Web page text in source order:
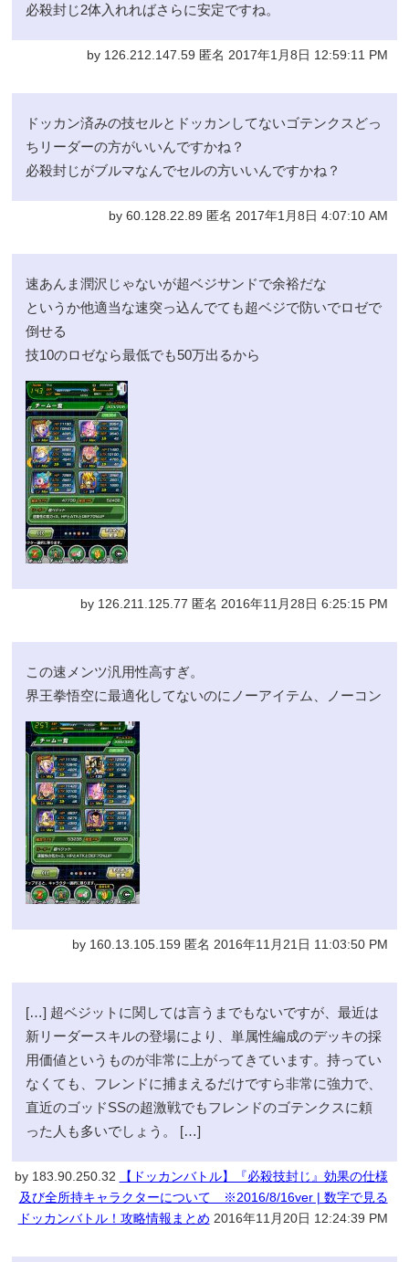
必殺封じ2体入れればさらに安定ですね。
by 126.212.147.59 匿名 2017年1月8日 12:59:11 PM
ドッカン済みの技セルとドッカンしてないゴテンクスどっ
ちリーダーの方がいいんですかね？
必殺封じがブルマなんでセルの方いいんですかね？
by 60.128.22.89 匿名 2017年1月8日 4:07:10 AM
速あんま潤沢じゃないが超ベジサンドで余裕だな
というか他適当な速突っ込んでても超ベジで防いでロゼで
倒せる
技10のロゼなら最低でも50万出るから
by 126.211.125.77 匿名 2016年11月28日 6:25:15 PM
この速メンツ汎用性高すぎ。
界王拳悟空に最適化してないのにノーアイテム、ノーコン
by 160.13.105.159 匿名 2016年11月21日 11:03:50 PM
[…] 超ベジットに関しては言うまでもないですが、最近は
新リーダースキルの登場により、単属性編成のデッキの採
用価値というものが非常に上がってきています。持ってい
なくても、フレンドに捕まえるだけですら非常に強力で、
直近のゴッドSSの超激戦でもフレンドのゴテンクスに頼
った人も多いでしょう。 […]
by 183.90.250.32
【ドッカンバトル】『必殺技封じ』効果の仕様
及び全所持キャラクターについて ※2016/8/16ver | 数字で見る
ドッカンバトル！攻略情報まとめ 2016年11月20日 12:24:39 PM